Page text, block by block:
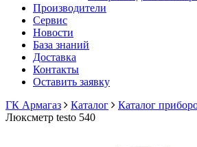
Производители
Сервис
Новости
База знаний
Доставка
Контакты
Оставить заявку
ГК Армагаз
Каталог Каталог
Люксметр testo 540